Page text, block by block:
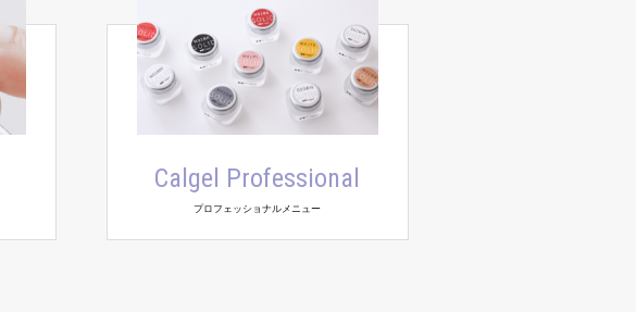
Calgel Professional
プロフェッショナルメニュー